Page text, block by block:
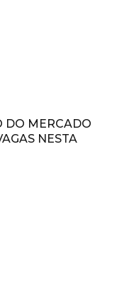
DO MERCADO
NESTA